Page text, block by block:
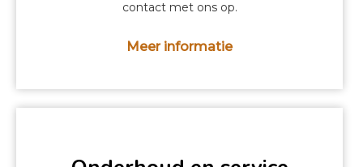
contact met ons op.
Meer informatie